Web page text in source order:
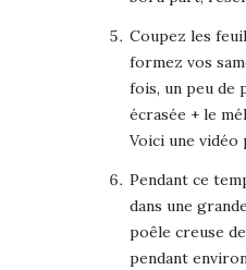
Coupez les
formez vos
fois, un peu de
écrasée + le
Voici une vidéo
Pendant ce
dans une
poêle creuse de
pendant